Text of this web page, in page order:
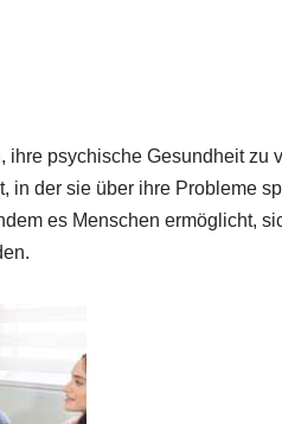
psychische Gesundheit zu
in der sie über ihre Probleme
es Menschen ermöglicht,